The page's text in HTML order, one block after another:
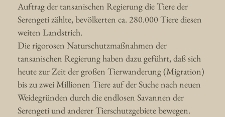
Auftrag der tansanischen Regierung die Tiere der
Serengeti zählte, bevölkerten ca. 280.000 Tiere diesen
weiten Landstrich.
Die rigorosen Naturschutzmaßnahmen der
tansanischen Regierung haben dazu geführt, daß sich
heute zur Zeit der großen Tierwanderung (Migration)
bis zu zwei Millionen Tiere auf der Suche nach neuen
Weidegründen durch die endlosen Savannen der
Serengeti und anderer Tierschutzgebiete bewegen.